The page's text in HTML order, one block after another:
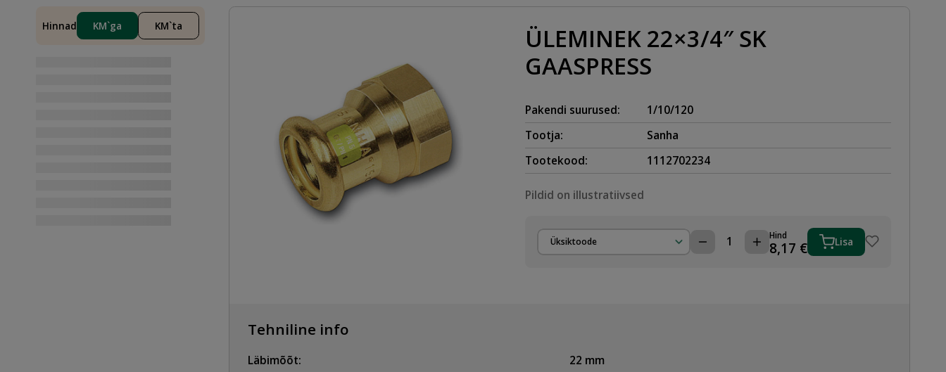
Hinnad KM`ga KM`ta
ÜLEMINEK 22×3/4″ SK
GAASPRESS
Pakendi suurused:
1/10/120
Tootja:
Sanha
Tootekood:
1112702234
Pildid on illustratiivsed
Üksiktoode ÜLEMINEK
Hind
8,17 € Lisa
Tehniline info
Läbimõõt:
22 mm